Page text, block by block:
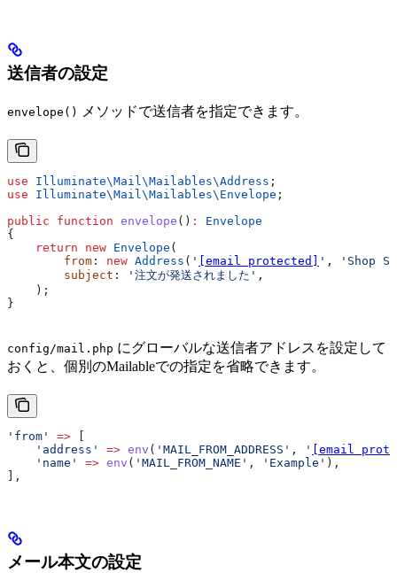
送信者の設定
envelope() メソッドで送信者を指定できます。
use Illuminate\Mail\Mailables\Address ;
use Illuminate\Mail\Mailables\ Envelope ;
public function envelope () :
Envelope
{
    return
new Envelope (
        from
: new Address ( ' [email protected] ' ,
'Shop
        subject
: '注文が発送されました' ,
    );
}
config/mail.php にグローバルな送信者アドレスを設定して
おくと、個別のMailableでの指定を省略できます。
'from' =>
    'address'
=> env ( 'MAIL_FROM_ADDRESS' , '
[email
    'name'
=> env ( 'MAIL_FROM_NAME' , 'Example' ),
],
メール本文の設定